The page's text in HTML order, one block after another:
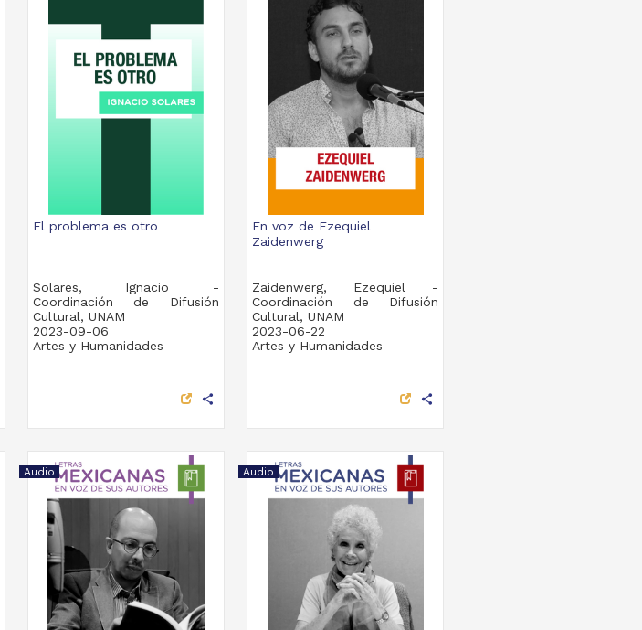
El problema es otro
Solares, Ignacio -
Coordinación de Difusión
Cultural, UNAM
2023-09-06
Artes y Humanidades
share
En voz de Ezequiel
Zaidenwerg
Zaidenwerg, Ezequiel -
Coordinación de Difusión
Cultural, UNAM
2023-06-22
Artes y Humanidades
share
Audio Audio